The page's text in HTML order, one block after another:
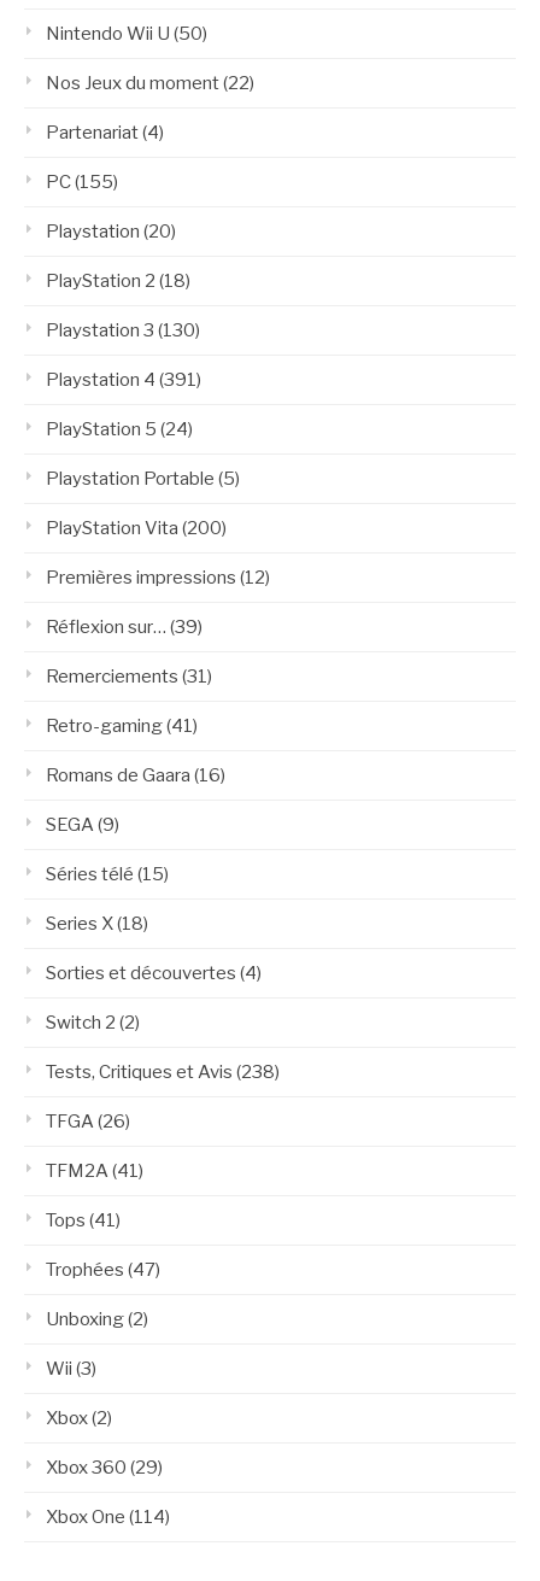
Nintendo Wii U (50)
Nos Jeux du moment(22)
Partenariat(4)
PC(155)
Playstation (20)
PlayStation 2 (18)
Playstation 3 (130)
Playstation 4 (391)
PlayStation 5 (24)
Playstation Portable (5)
PlayStation Vita (200)
Premières impressions (12)
Réflexion sur… (39)
Remerciements (31)
Retro-gaming(41)
Romans de Gaara (16)
SEGA(9)
Séries télé (15)
Series X(18)
Sorties et découvertes (4)
Switch 2 (2)
Tests, Critiques et Avis (238)
TFGA(26)
TFM2A(41)
Tops (41)
Trophées (47)
Unboxing(2)
Wii (3)
Xbox(2)
Xbox 360 (29)
Xbox One (114)